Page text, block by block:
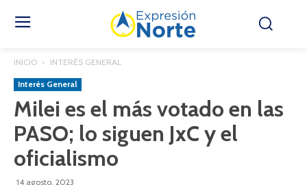
INICIO INTERÉS GENERAL
Interés General
Milei es el más votado en las
PASO; lo siguen JxC y el
oficialismo
14 agosto, 2023